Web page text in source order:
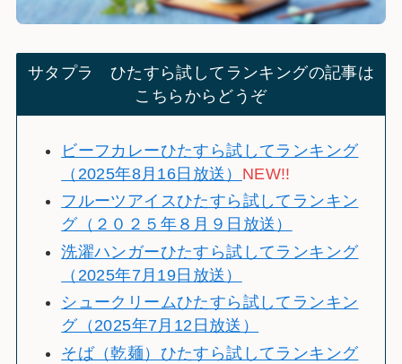
サタプラ ひたすら試してランキングの記事は
こちらからどうぞ
ビーフカレーひたすら試してランキング
（2025年8月16日放送） NEW!!
フルーツアイスひたすら試してランキン
グ（２０２５年８月９日放送）
洗濯ハンガーひたすら試してランキング
（2025年7月19日放送）
シュークリームひたすら試してランキン
グ（2025年7月12日放送）
そば（乾麺）ひたすら試してランキング